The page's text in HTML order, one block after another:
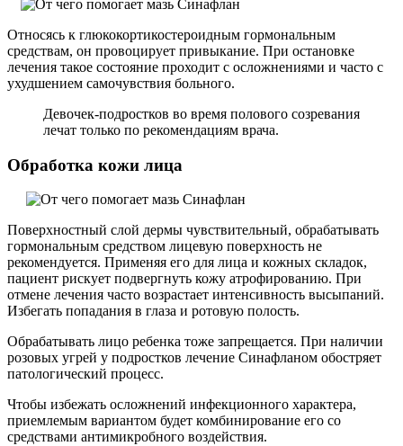
Относясь к глюкокортикостероидным гормональным
средствам, он провоцирует привыкание. При остановке
лечения такое состояние проходит с осложнениями и часто с
ухудшением самочувствия больного.
Девочек-подростков во время полового созревания
лечат только по рекомендациям врача.
Обработка кожи лица
Поверхностный слой дермы чувствительный, обрабатывать
гормональным средством лицевую поверхность не
рекомендуется. Применяя его для лица и кожных складок,
пациент рискует подвергнуть кожу атрофированию. При
отмене лечения часто возрастает интенсивность высыпаний.
Избегать попадания в глаза и ротовую полость.
Обрабатывать лицо ребенка тоже запрещается. При наличии
розовых угрей у подростков лечение Синафланом обостряет
патологический процесс.
Чтобы избежать осложнений инфекционного характера,
приемлемым вариантом будет комбинирование его со
средствами антимикробного воздействия.